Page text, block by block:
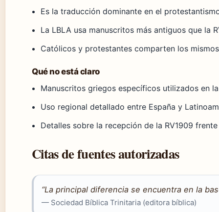
Es la traducción dominante en el
La LBLA usa manuscritos más antiguos que la
Católicos y protestantes comparten los
Qué no está claro
Manuscritos griegos específicos utilizados en
Uso regional detallado entre España y
Detalles sobre la recepción de la RV1909
Citas de fuentes autorizadas
“La principal diferencia se encuentra en la
— Sociedad Bíblica Trinitaria (editora bíblica)